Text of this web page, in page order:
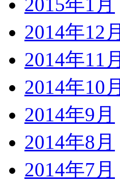
2014年12月
2014年11月
2014年10月
2014年9月
2014年8月
2014年7月